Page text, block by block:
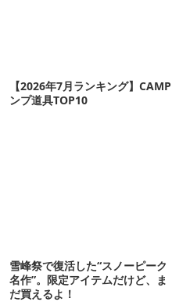
【2026年7月ランキング】
ンプ道具TOP10
雪峰祭で復活した“スノーピーク
名作”。限定アイテムだけど、ま
だ買えるよ！